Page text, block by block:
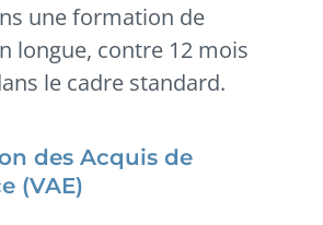
une formation de
longue, contre 12 mois
le cadre standard.
des Acquis de
(VAE)